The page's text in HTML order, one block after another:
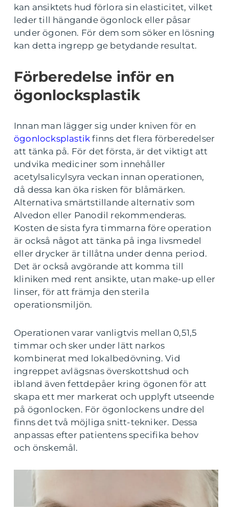
kan ansiktets hud förlora sin elasticitet, vilket
leder till hängande ögonlock eller påsar
under ögonen. För dem som söker en lösning
kan detta ingrepp ge betydande resultat.
Förberedelse inför en
ögonlocksplastik
Innan man lägger sig under kniven för en
ögonlocksplastik finns det flera förberedelser
att tänka på. För det första, är det viktigt att
undvika mediciner som innehåller
acetylsalicylsyra veckan innan operationen,
då dessa kan öka risken för blåmärken.
Alternativa smärtstillande alternativ som
Alvedon eller Panodil rekommenderas.
Kosten de sista fyra timmarna före operation
är också något att tänka på inga livsmedel
eller drycker är tillåtna under denna period.
Det är också avgörande att komma till
kliniken med rent ansikte, utan make-up eller
linser, för att främja den sterila
operationsmiljön.
Operationen varar vanligtvis mellan 0,51,5
timmar och sker under lätt narkos
kombinerat med lokalbedövning. Vid
ingreppet avlägsnas överskottshud och
ibland även fettdepåer kring ögonen för att
skapa ett mer markerat och upplyft utseende
på ögonlocken. För ögonlockens undre del
finns det två möjliga snitt-tekniker. Dessa
anpassas efter patientens specifika behov
och önskemål.